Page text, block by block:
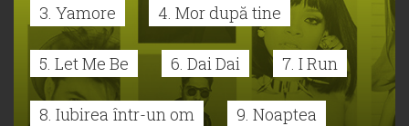
3. Yamore 4. Mor după tine
5. Let Me Be 6. Dai Dai 7. I Run
8. Iubirea într-un om 9. Noaptea